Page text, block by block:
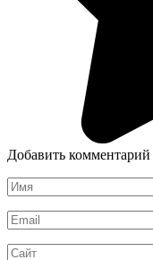
Добавить комментарий
Имя
*
Email
*
Сайт